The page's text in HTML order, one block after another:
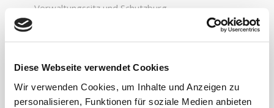
Diese Webseite verwendet Cookies
Wir verwenden Cookies, um Inhalte und Anzeigen zu
personalisieren, Funktionen für soziale Medien anbieten
Verwaltungssitz und Schutzburg.
Die Burg war ein
bedeutendes Zentrum der Macht und Kontrolle im
Die Ruine bietet spektakuläre Ausblicke und ist ein